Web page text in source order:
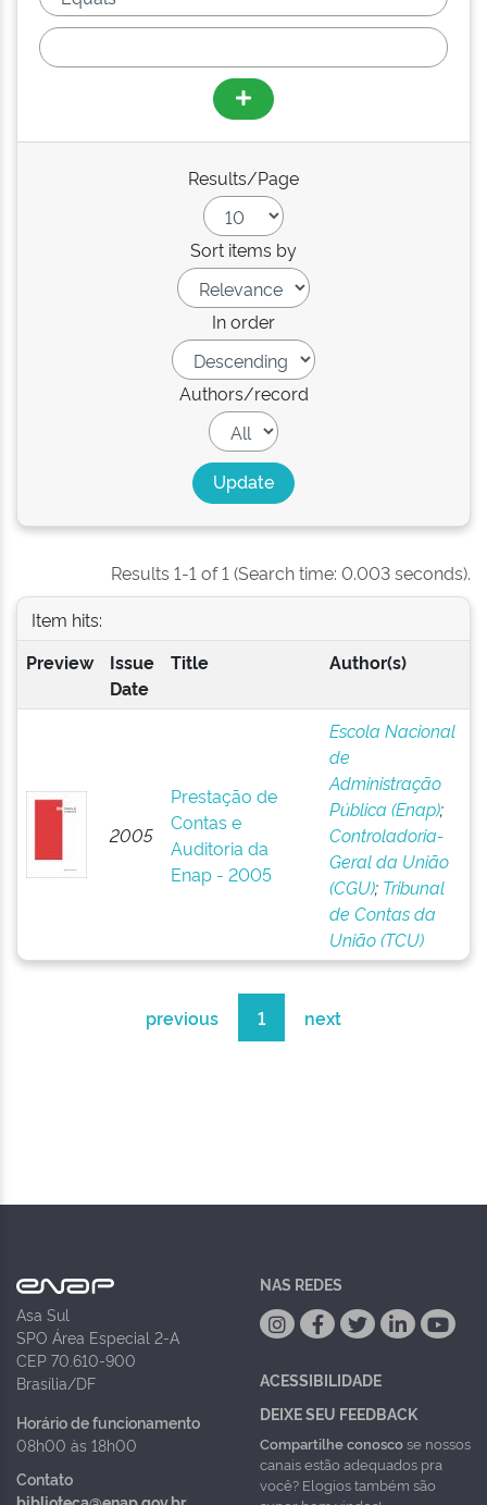
Results/Page
Sort items by
In order
Authors/record
Results 1-1 of 1 (Search time: 0.003 seconds).
Item hits:
Preview
Issue
Date
Title Author(s)
2005
Prestação de
Contas e
Auditoria da
Enap - 2005
Escola Nacional
de
Administração
Pública (Enap);
Controladoria-
Geral da União
(CGU); Tribunal
de Contas da
União (TCU)
previous 1 next
Asa Sul
SPO Área Especial 2-A
CEP 70.610-900
Brasília/DF
Horário de funcionamento
08h00 às 18h00
Contato
NAS REDES
ACESSIBILIDADE
DEIXE SEU FEEDBACK
Compartilhe conoscose nossos
canais estão adequados pra
você? Elogios também são